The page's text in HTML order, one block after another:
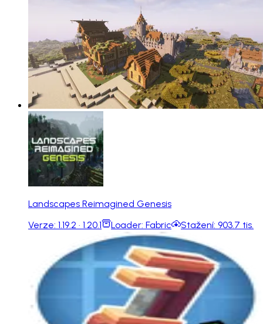
Landscapes Reimagined Genesis
Verze: 1.19.2 · 1.20.1 Loader: Fabric Stažení: 903.7 tis.